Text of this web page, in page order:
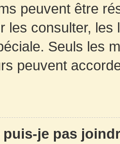
peuvent être
les consulter,
Seuls les
peuvent
je pas